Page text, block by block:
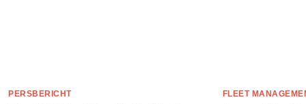
PERSBERICHT FLEET